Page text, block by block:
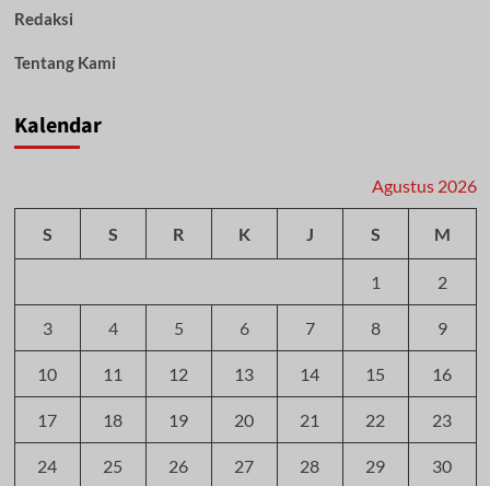
Redaksi
Tentang Kami
Kalendar
Agustus 2026
S S R K J S M
1 2
3 4 5 6 7 8 9
10 11 12 13 14 15 16
17 18 19 20 21 22 23
24 25 26 27 28 29 30